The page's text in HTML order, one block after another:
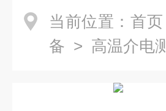
当前位置： 首页
备 > 高温介电